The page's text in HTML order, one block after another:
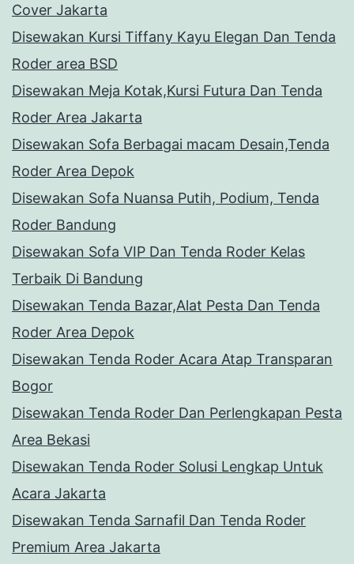
Cover Jakarta
Disewakan Kursi Tiffany Kayu Elegan Dan Tenda
Roder area BSD
Disewakan Meja Kotak,Kursi Futura Dan Tenda
Roder Area Jakarta
Disewakan Sofa Berbagai macam Desain,Tenda
Roder Area Depok
Disewakan Sofa Nuansa Putih, Podium, Tenda
Roder Bandung
Disewakan Sofa VIP Dan Tenda Roder Kelas
Terbaik Di Bandung
Disewakan Tenda Bazar,Alat Pesta Dan Tenda
Roder Area Depok
Disewakan Tenda Roder Acara Atap Transparan
Bogor
Disewakan Tenda Roder Dan Perlengkapan Pesta
Area Bekasi
Disewakan Tenda Roder Solusi Lengkap Untuk
Acara Jakarta
Disewakan Tenda Sarnafil Dan Tenda Roder
Premium Area Jakarta